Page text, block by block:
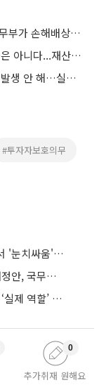
출국금지 해놓고 통지는 유예…대법 “법무부가 손해배상해야”
대법 "한수원 기본성과급, 전액 통상임금은 아니다...재산정해야"
대법 “임금청구권, 근로계약 체결만으론 발생 안 해…실제로 일해야”
#투자자보호의무
중수청 오늘부터 임용설명회, 검찰 내부서 '눈치싸움' 기류변화도
‘검찰 직접수사 완전 폐지’ 형사소송법 개정안, 국무회의 통과
‘130억 조세심판청구’ 차은우, 모친 법인 ‘실제 역할’ 다툴 듯
추가취재 원해요
0